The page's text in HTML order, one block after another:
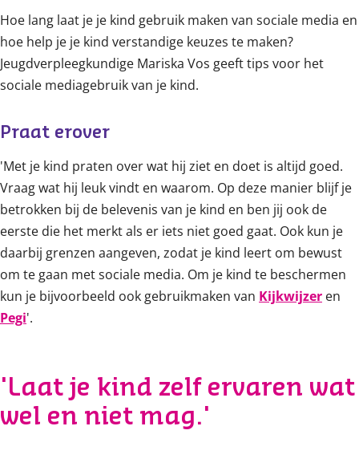
Hoe lang laat je je kind gebruik maken van sociale media en
hoe help je je kind verstandige keuzes te maken?
Jeugdverpleegkundige Mariska Vos geeft tips voor het
sociale mediagebruik van je kind.
Praat erover
'Met je kind praten over wat hij ziet en doet is altijd goed.
Vraag wat hij leuk vindt en waarom. Op deze manier blijf je
betrokken bij de belevenis van je kind en ben jij ook de
eerste die het merkt als er iets niet goed gaat. Ook kun je
daarbij grenzen aangeven, zodat je kind leert om bewust
om te gaan met sociale media. Om je kind te beschermen
kun je bijvoorbeeld ook gebruikmaken van Kijkwijzer en
Pegi'.
'Laat je kind zelf ervaren wat
wel en niet mag.'